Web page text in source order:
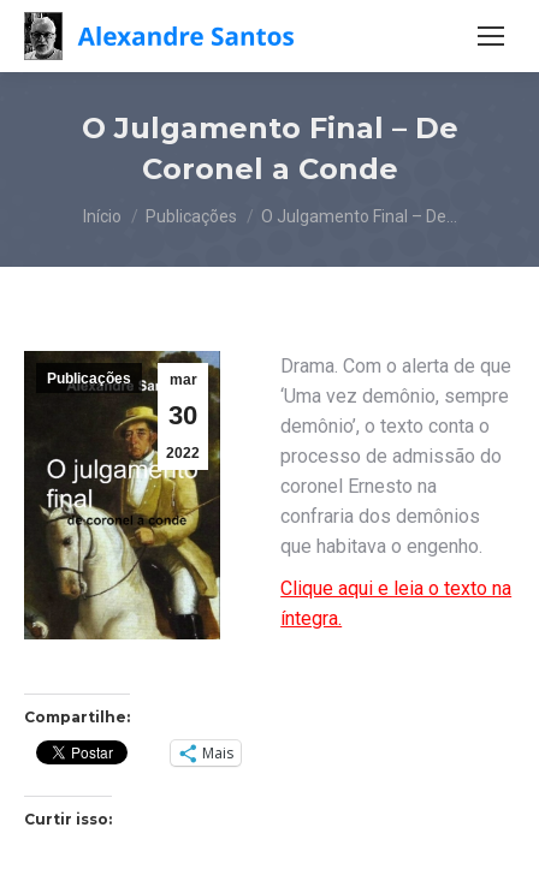
O Julgamento Final – De
Coronel a Conde
Você está aqui:
Início Publicações O Julgamento Final – De…
mar
30
2022
Publicações
Drama. Com o alerta de que
‘Uma vez demônio, sempre
demônio’, o texto conta o
processo de admissão do
coronel Ernesto na
confraria dos demônios
que habitava o engenho.
Clique aqui e leia o texto na
íntegra.
Compartilhe:
Mais
Curtir isso: